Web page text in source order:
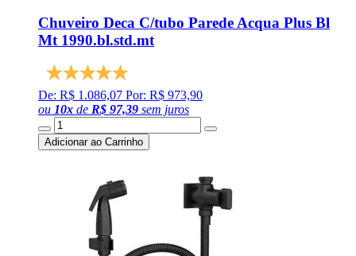
Chuveiro Deca C/tubo Parede Acqua Plus Bl
Mt 1990.bl.std.mt
De: R$ 1.086,07 Por: R$ 973,90
ou 10x de R$ 97,39 sem juros
Adicionar ao Carrinho